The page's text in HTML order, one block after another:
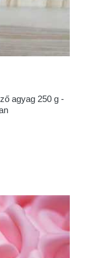
agyag 250 g -